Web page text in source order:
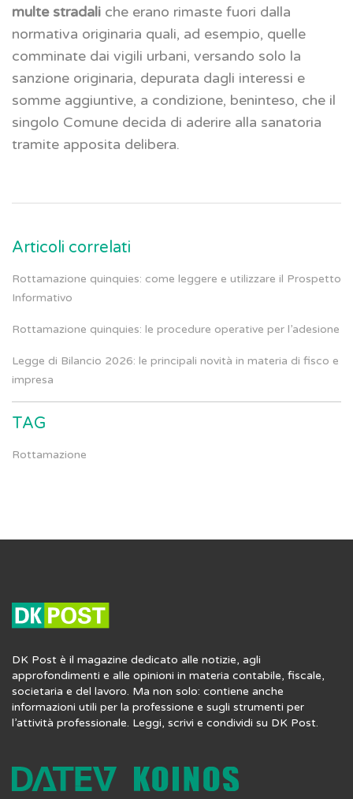
multe stradali che erano rimaste fuori dalla
normativa originaria quali, ad esempio, quelle
comminate dai vigili urbani, versando solo la
sanzione originaria, depurata dagli interessi e
somme aggiuntive, a condizione, beninteso, che il
singolo Comune decida di aderire alla sanatoria
tramite apposita delibera.
Articoli correlati
Rottamazione quinquies: come leggere e utilizzare il Prospetto
Informativo
Rottamazione quinquies: le procedure operative per l’adesione
Legge di Bilancio 2026: le principali novità in materia di fisco e
impresa
TAG
Rottamazione
DK Post è il magazine dedicato alle notizie, agli
approfondimenti e alle opinioni in materia contabile, fiscale,
societaria e del lavoro. Ma non solo: contiene anche
informazioni utili per la professione e sugli strumenti per
l’attività professionale. Leggi, scrivi e condividi su DK Post.